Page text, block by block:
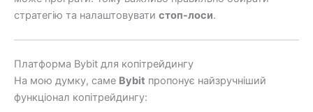
стратегію та налаштовувати стоп-лоси.
Платформа Bybit для копітрейдингу
На мою думку, саме Bybit пропонує найзручніший
функціонал копітрейдингу: